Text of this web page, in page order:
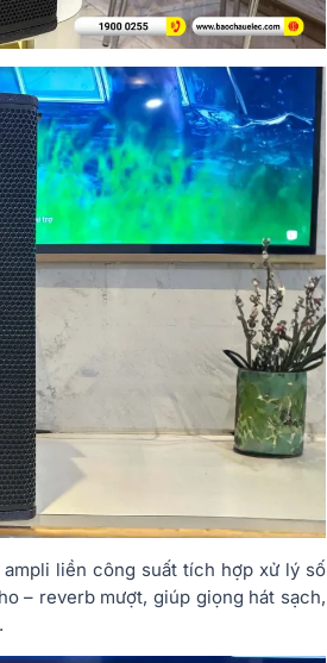
ampli liền công suất tích hợp xử lý số
– reverb mượt, giúp giọng hát sạch,